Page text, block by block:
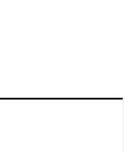
président de
en Science